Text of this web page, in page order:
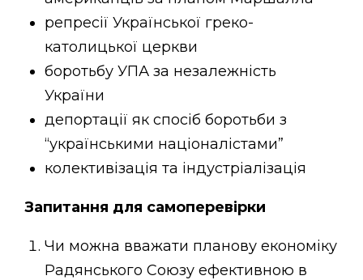
репресії Української греко-
католицької церкви
боротьбу УПА за незалежність
України
депортації як спосіб боротьби з
“українськими націоналістами”
колективізація та індустріалізація
Запитання для самоперевірки
Чи можна вважати планову економіку
Радянського Союзу ефективною в